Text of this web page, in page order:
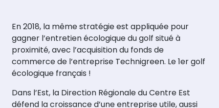
En 2018, la même stratégie est appliquée pour
gagner l’entretien écologique du golf situé à
proximité, avec l’acquisition du fonds de
commerce de l’entreprise Technigreen. Le 1er golf
écologique français !
Dans l’Est, la Direction Régionale du Centre Est
défend la croissance d’une entreprise utile, aussi